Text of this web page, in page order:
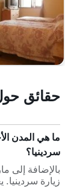
حقائق
ما هي المدن
سردينيا؟
بالإضافة إلى
زيارة سردينيا.